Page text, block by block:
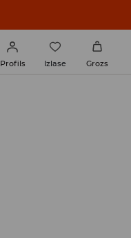
Profils Izlase Grozs